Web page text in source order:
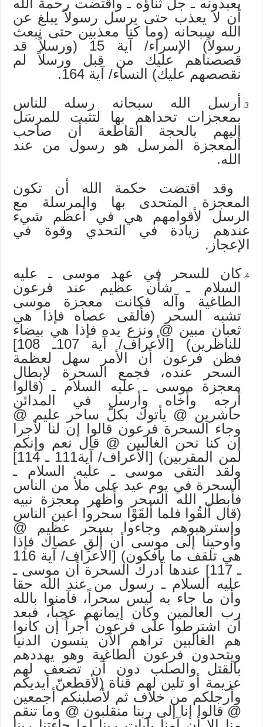
أن لا يعذب حتى يرسل رسولاً يبلغ عن
الله سبحانه (وما كنا معذبين حتى نبعث
رسولاً) الإسراء/ آية 15 (ورسلاً قد
قصصناهم عليك من قبل ورسلاً لم
نقصصهم عليك) النساء/ آية 164.
أرسل الله سبحانه رسله للناس
بمعجزات تحداهم بها لتثبت للمرسَل
إليهم بالحجة القاطعة أن صاحب
المعجزة المرسل هو رسول من عند
الله.
وقد اقتضت حكمة الله أن تكون
المعجزة المتحدى بها والمرسلة مع
الرسل لأقوامهم هي في أعظم شيء
عندهم زيادة في التحدي وقوة في
الإعجاز.
كان للسحر في عهد موسى ـ عليه
السلام ـ شأن عظيم عند فرعون
الطاغية وآله فكانت معجزة موسى
تشبه السحر (فألقى عصاه فإذا هي
ثعبان مبين @ ونزع يده فإذا هي بيضاء
للناظرين) [الأعراف/ آية 107ـ 108]
فظن فرعون أن الأمر سهل لعظمة
السحر عنده، فجمع السحرة لإبطال
معجزة موسى ـ عليه السلام ـ (قالوا
أرجه وأخاه وأرسل في المدائن
حاشرين @ يأتوك بكلّ ساحر عليم @
وجاء السحرة فرعون قالوا إن لنا لأجرا
إن كنا نحن الغالبين @ قال نعم وإنكم
لمن المقربين) [الأعراف/ آية111 ـ 114]
ولقد التقى موسى ـ عليه السلام ـ
السحرة في يوم عيد على ملأ من الناس
فأبطل الله السحر وأظهر معجزة نبيه
(قال ألقُوا فلما ألقَوْا سحروا أعين الناس
واسترهبوهم وجاءوا بسحر عظيم @
وأوحينا إلى موسى أن ألقِ عصاك فإذا
هي تلقف ما يأفكون) [الأعراف/ آية 116
ـ 117] عندها أدرك السحرة أن موسى ـ
عليه السلام ـ رسول من عند الله حقا
وأن ما جاء به ليس سحراً، فآمنوا بالله
رب العالمين وكان إيمانهم عجباً، فبعد
أن اشترطوا على فرعون أجراً إن كانوا
هم الغالبين تراهم الآن ينسون الدنيا
ويتحدون فرعون الطاغية وهو يهددهم
بالقتل والصلب دون أن تضعف لهم
عزيمة أو تلين لهم قناة (لأقطعنّ أيديكم
وأرجلكم من خلاف ثم لأصلبنكم أجمعين
@ قالوا إنا إلى ربنا منقلبون @ وما تنقم